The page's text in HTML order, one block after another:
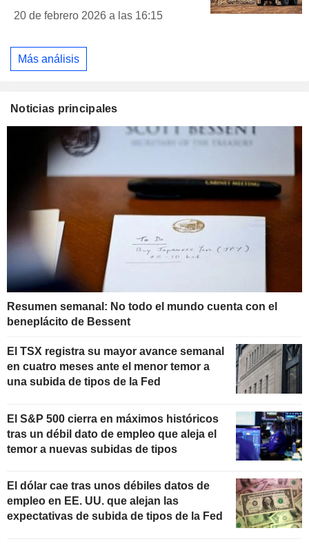
20 de febrero 2026 a las 16:15
Más análisis
Noticias principales
Resumen semanal: No todo el mundo cuenta con el
beneplácito de Bessent
El TSX registra su mayor avance semanal
en cuatro meses ante el menor temor a
una subida de tipos de la Fed
El S&P 500 cierra en máximos históricos
tras un débil dato de empleo que aleja el
temor a nuevas subidas de tipos
El dólar cae tras unos débiles datos de
empleo en EE. UU. que alejan las
expectativas de subida de tipos de la Fed